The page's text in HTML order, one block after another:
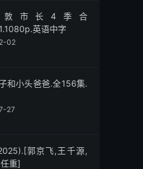
敦市长4季合
英语中字
02
和小头爸爸.全156集.
27
郭京飞,王千源,
重]